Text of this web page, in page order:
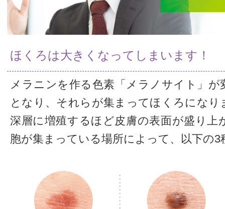
ほくろは大きくなってしまいます！
メラニンを作る色素「メラノサイト」が
となり、それらが集まってほくろになり
深層に増殖するほど皮膚の表面が盛り上
胞が集まっている場所によって、以下の